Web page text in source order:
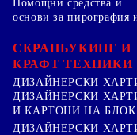
Помощни средства и
основи за пирография
СКРАПБУКИНГ И
КРАФТ ТЕХНИКИ
ДИЗАЙНЕРСКИ
ДИЗАЙНЕРСКИ
И КАРТОНИ НА БЛОК
ДИЗАЙНЕРСКИ